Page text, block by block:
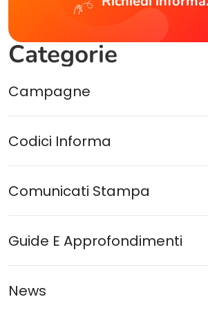
Categorie
Campagne
Codici Informa
Comunicati Stampa
Guide E Approfondimenti
News